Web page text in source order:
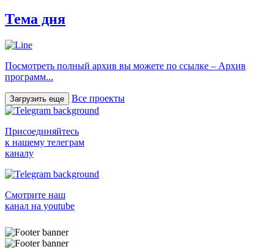
Тема дня
Посмотреть полный архив вы можете по ссылке – Архив
программ...
Загрузить еще Все проекты
Присоединяйтесь
к нашему телеграм
каналу
Смотрите наш
канал на youtube